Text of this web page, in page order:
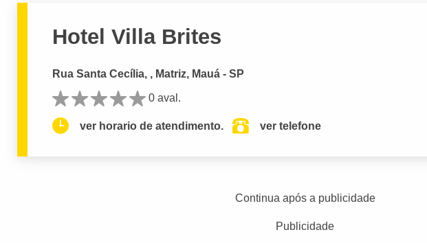
Hotel Villa Brites
Rua Santa Cecília, , Matriz, Mauá - SP
0 aval.
ver horario de atendimento. ver telefone
Continua após a publicidade
Publicidade